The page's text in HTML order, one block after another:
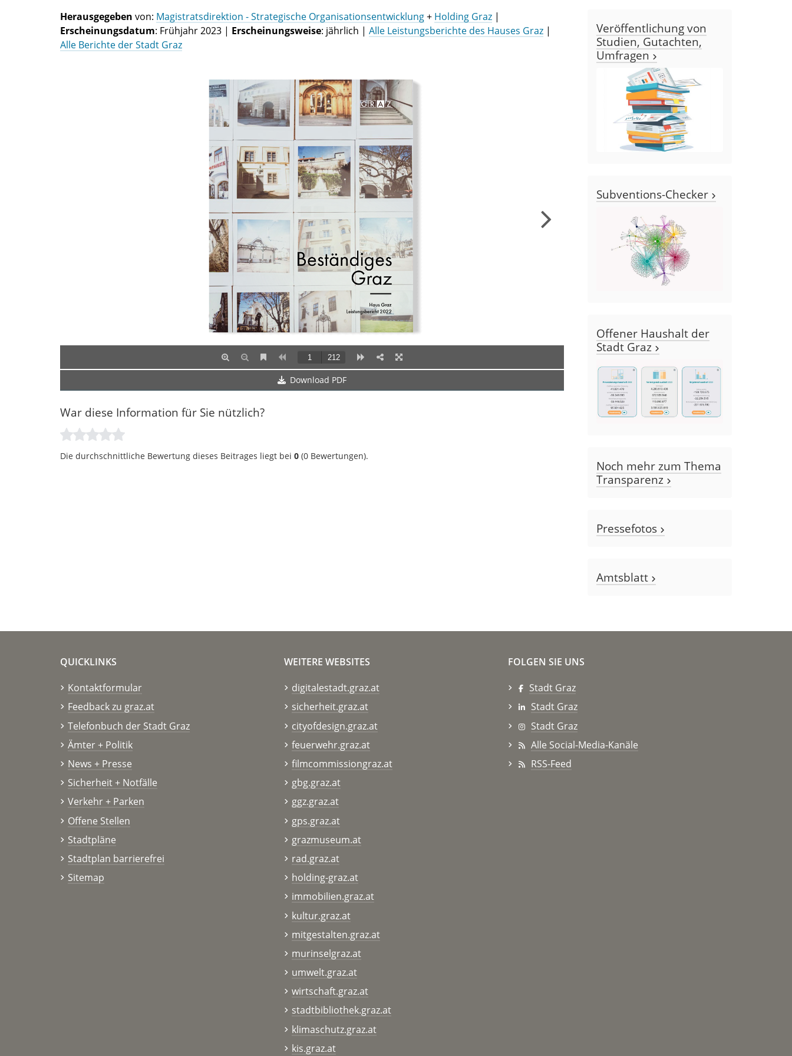
Herausgegeben von: Magistratsdirektion - Strategische Organisationsentwicklung+ Holding Graz |
Erscheinungsdatum: Frühjahr 2023 | Erscheinungsweise: jährlich | Alle Leistungsberichte des Hauses Graz |
Alle Berichte der Stadt Graz
Download PDF
War diese Information für Sie nützlich?
Die durchschnittliche Bewertung dieses Beitrages liegt bei 0 (0 Bewertungen).
Veröffentlichung von
Studien, Gutachten,
Umfragen
Subventions-Checker
Offener Haushalt der
Stadt Graz
Noch mehr zum Thema
Transparenz
Pressefotos
Amtsblatt
QUICKLINKS
Kontaktformular
Feedback zu graz.at
Telefonbuch der Stadt Graz
Ämter + Politik
News + Presse
Sicherheit + Notfälle
Verkehr + Parken
Offene Stellen
Stadtpläne
Stadtplan barrierefrei
Sitemap
WEITERE WEBSITES
digitalestadt.graz.at
sicherheit.graz.at
cityofdesign.graz.at
feuerwehr.graz.at
filmcommissiongraz.at
gbg.graz.at
ggz.graz.at
gps.graz.at
grazmuseum.at
rad.graz.at
holding-graz.at
immobilien.graz.at
kultur.graz.at
mitgestalten.graz.at
murinselgraz.at
umwelt.graz.at
wirtschaft.graz.at
stadtbibliothek.graz.at
klimaschutz.graz.at
kis.graz.at
FOLGEN SIE UNS
Stadt Graz
Stadt Graz
Stadt Graz
Alle Social-Media-Kanäle
RSS-Feed